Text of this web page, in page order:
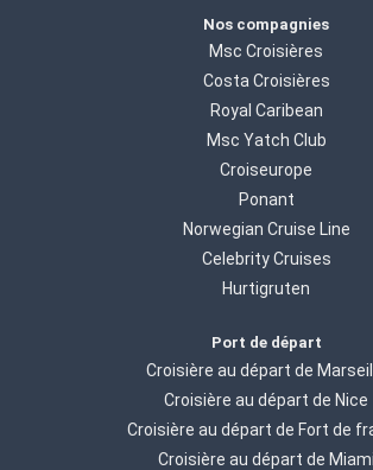
Nos compagnies
Msc Croisières
Costa Croisières
Royal Caribean
Msc Yatch Club
Croiseurope
Ponant
Norwegian Cruise Line
Celebrity Cruises
Hurtigruten
Port de départ
Croisière au départ de
Croisière au départ de Nice
Croisière au départ de Fort de
Croisière au départ de Miami